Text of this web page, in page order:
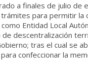
a finales de julio de
para permitir la
Entidad Local
descentralización
tras el cual se
confeccionar la